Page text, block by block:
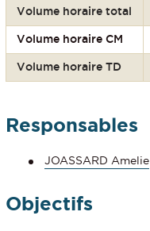
Volume horaire total
Volume horaire CM
Volume horaire TD
Responsables
JOASSARD Amelie
Objectifs